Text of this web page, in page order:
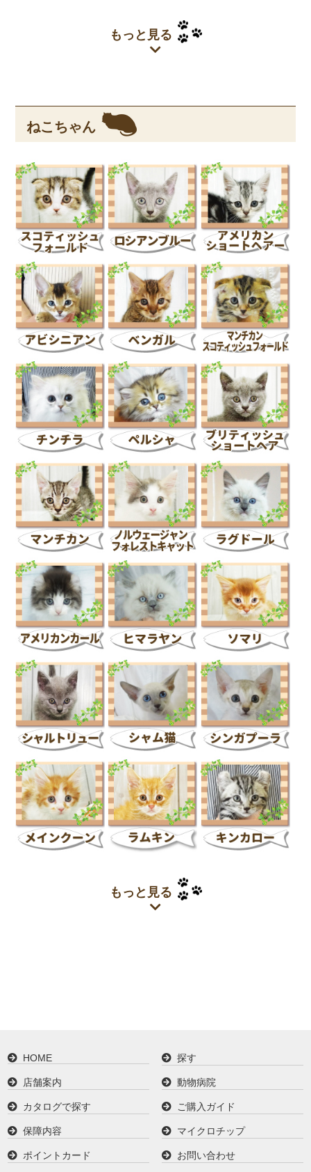
もっと見る
ねこちゃん
もっと見る
HOME 探す
店舗案内 動物病院
カタログで探す ご購入ガイド
保障内容 マイクロチップ
ポイントカード お問い合わせ